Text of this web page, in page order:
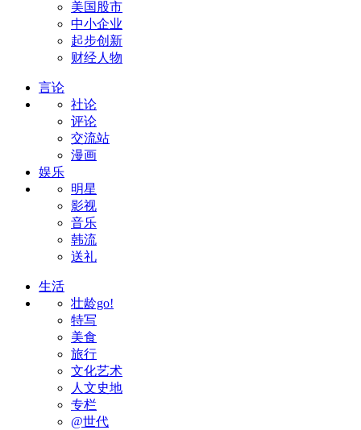
美国股市
中小企业
起步创新
财经人物
言论
社论
评论
交流站
漫画
娱乐
明星
影视
音乐
韩流
送礼
生活
壮龄go!
特写
美食
旅行
文化艺术
人文史地
专栏
@世代